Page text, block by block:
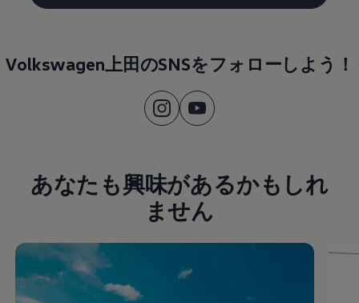
Volkswagen上田のSNSをフォローしよう！
あなたも興味があるかもしれ
ません